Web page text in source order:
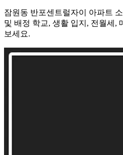
잠원동 반포센트럴자이 아파트
및 배정 학교, 생활 입지, 전월세,
보세요.